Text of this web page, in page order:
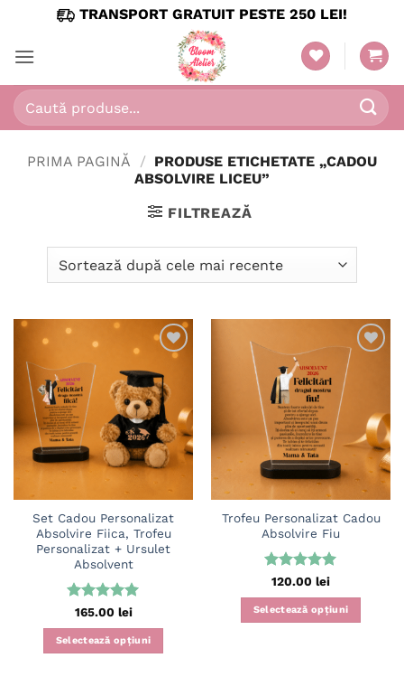
content
TRANSPORT GRATUIT PESTE 250 LEI!
Caută
după:
PRIMA PAGINĂ / PRODUSE ETICHETATE „CADOU
ABSOLVIRE LICEU”
FILTREAZĂ
în
wishlist
Set Cadou Personalizat
Absolvire Fiica, Trofeu
Personalizat + Ursulet
Absolvent
Evaluat la
5din 5
165.00 lei
Selectează opțiuni
Adaugă
wishlist
Trofeu Personalizat Cadou
Absolvire Fiu
Evaluat la
5din 5
120.00 lei
Selectează opțiuni